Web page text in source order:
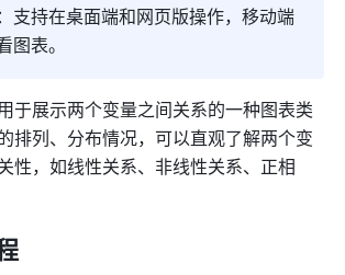
支持在桌面端和网页版操作，移动端
图表。
于展示两个变量之间关系的一种图表类
排列、分布情况，可以直观了解两个变
性，如线性关系、非线性关系、正相